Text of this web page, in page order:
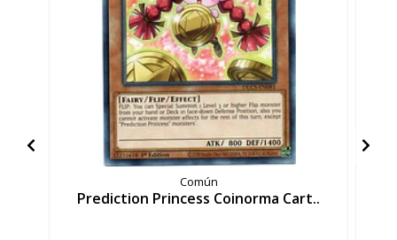
Común
Prediction Princess Coinorma Cart..